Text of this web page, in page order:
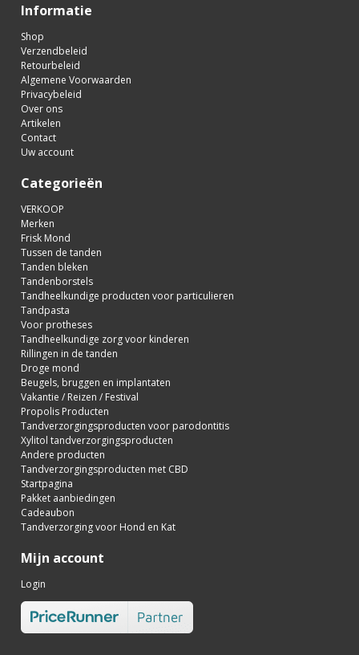
Informatie
Shop
Verzendbeleid
Retourbeleid
Algemene Voorwaarden
Privacybeleid
Over ons
Artikelen
Contact
Uw account
Categorieën
VERKOOP
Merken
Frisk Mond
Tussen de tanden
Tanden bleken
Tandenborstels
Tandheelkundige producten voor particulieren
Tandpasta
Voor protheses
Tandheelkundige zorg voor kinderen
Rillingen in de tanden
Droge mond
Beugels, bruggen en implantaten
Vakantie / Reizen / Festival
Propolis Producten
Tandverzorgingsproducten voor parodontitis
Xylitol tandverzorgingsproducten
Andere producten
Tandverzorgingsproducten met CBD
Startpagina
Pakket aanbiedingen
Cadeaubon
Tandverzorging voor Hond en Kat
Mijn account
Login